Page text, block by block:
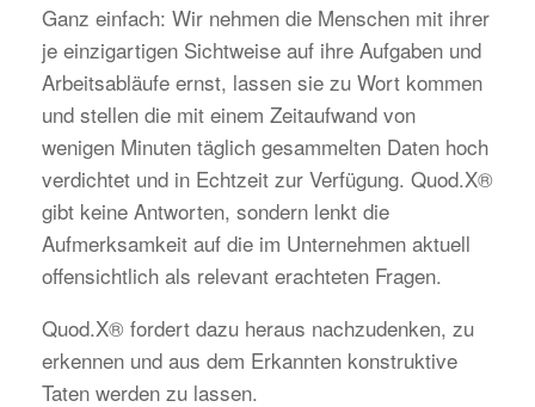
Ganz einfach: Wir nehmen die Menschen mit ihrer
je einzigartigen Sichtweise auf ihre Aufgaben und
Arbeitsabläufe ernst, lassen sie zu Wort kommen
und stellen die mit einem Zeitaufwand von
wenigen Minuten täglich gesammelten Daten hoch
verdichtet und in Echtzeit zur Verfügung. Quod.X®
gibt keine Antworten, sondern lenkt die
Aufmerksamkeit auf die im Unternehmen aktuell
offensichtlich als relevant erachteten Fragen.
Quod.X® fordert dazu heraus nachzudenken, zu
erkennen und aus dem Erkannten konstruktive
Taten werden zu lassen.